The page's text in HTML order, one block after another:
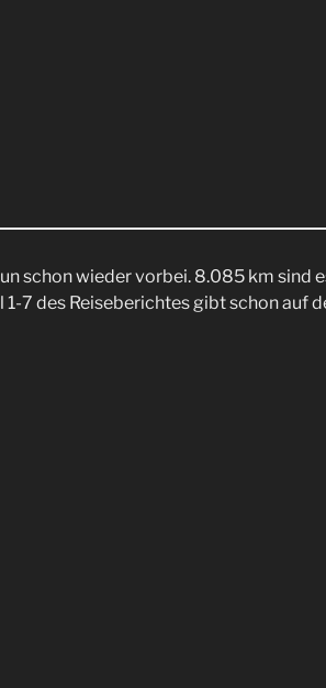
schon wieder vorbei. 8.085 km sind
7 des Reiseberichtes gibt schon auf